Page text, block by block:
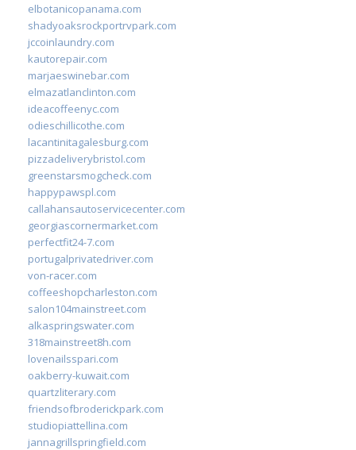
elbotanicopanama.com
shadyoaksrockportrvpark.com
jccoinlaundry.com
kautorepair.com
marjaeswinebar.com
elmazatlanclinton.com
ideacoffeenyc.com
odieschillicothe.com
lacantinitagalesburg.com
pizzadeliverybristol.com
greenstarsmogcheck.com
happypawspl.com
callahansautoservicecenter.com
georgiascornermarket.com
perfectfit24-7.com
portugalprivatedriver.com
von-racer.com
coffeeshopcharleston.com
salon104mainstreet.com
alkaspringswater.com
318mainstreet8h.com
lovenailsspari.com
oakberry-kuwait.com
quartzliterary.com
friendsofbroderickpark.com
studiopiattellina.com
jannagrillspringfield.com